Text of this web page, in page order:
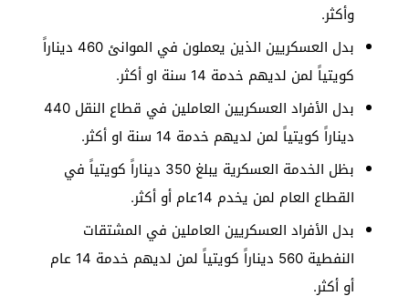
وأكثر.
بدل العسكريين الذين يعملون في الموانئ 460 ديناراً
كويتياً لمن لديهم خدمة 14 سنة او أكثر.
بدل الأفراد العسكريين العاملين في قطاع النقل 440
ديناراً كويتياً لمن لديهم خدمة 14 سنة او أكثر.
بظل الخدمة العسكرية يبلغ 350 ديناراً كويتياً في
القطاع العام لمن يخدم 14عام أو أكثر.
بدل الأفراد العسكريين العاملين في المشتقات
النفطية 560 ديناراً كويتياً لمن لديهم خدمة 14 عام
أو أكثر.